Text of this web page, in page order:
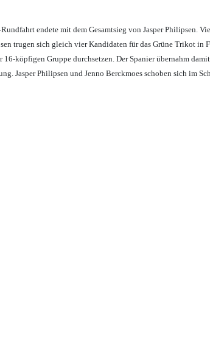
endete mit dem Gesamtsieg von Jasper Philipsen.
trugen sich gleich vier Kandidaten für das Grüne Trikot in
16-köpfigen Gruppe durchsetzen. Der Spanier übernahm
Jasper Philipsen und Jenno Berckmoes schoben sich im